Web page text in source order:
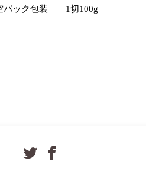
パック包装 1切100g